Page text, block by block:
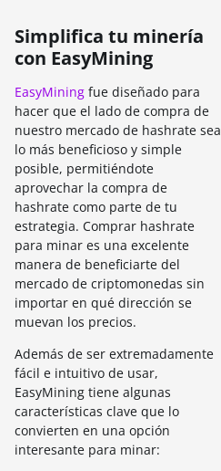
Simplifica tu minería
con EasyMining
EasyMining fue diseñado para
hacer que el lado de compra de
nuestro mercado de hashrate sea
lo más beneficioso y simple
posible, permitiéndote
aprovechar la compra de
hashrate como parte de tu
estrategia. Comprar hashrate
para minar es una excelente
manera de beneficiarte del
mercado de criptomonedas sin
importar en qué dirección se
muevan los precios.
Además de ser extremadamente
fácil e intuitivo de usar,
EasyMining tiene algunas
características clave que lo
convierten en una opción
interesante para minar: